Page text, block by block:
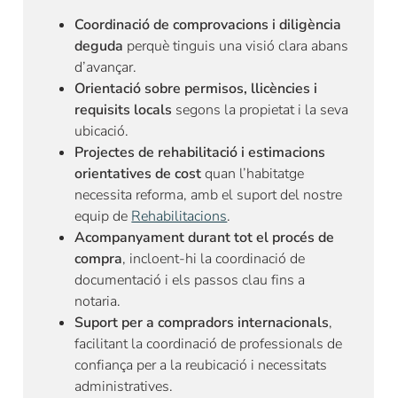
Coordinació de comprovacions i diligència
deguda perquè tinguis una visió clara abans
d’avançar.
Orientació sobre permisos, llicències i
requisits locals segons la propietat i la seva
ubicació.
Projectes de rehabilitació i estimacions
orientatives de costquan l’habitatge
necessita reforma, amb el suport del nostre
equip deRehabilitacions.
Acompanyament durant tot el procés de
compra, incloent-hi la coordinació de
documentació i els passos clau fins a
notaria.
Suport per a compradors internacionals,
facilitant la coordinació de professionals de
confiança per a la reubicació i necessitats
administratives.